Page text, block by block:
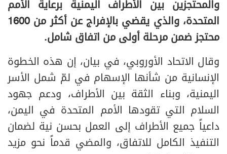
والمحتجزين بين الأطراف اليمنية برعاية الأمم
المتحدة، والذي يقضي بالإفراج عن أكثر من 1600
محتجز ضمن مرحلة أولى من اتفاق شامل.
وقال الاتحاد الأوروبي، في بيان، إن هذه الخطوة
الإنسانية من شأنها الإسهام في لمّ شمل الأسر
اليمنية، وبناء الثقة بين الأطراف، ودعم جهود
السلام التي تقودها الأمم المتحدة في اليمن،
داعياً جميع الأطراف إلى العمل بحسن نية لضمان
التنفيذ الكامل للاتفاق، والمضي قدماً نحو مزيد